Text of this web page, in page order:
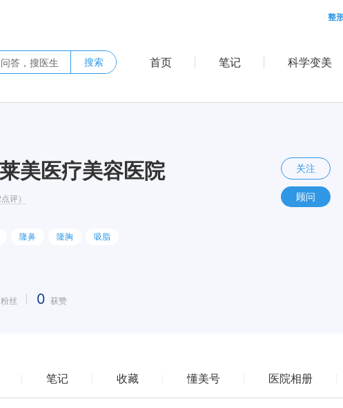
整
搜索 首页 笔记 科学变美
美医疗美容医院
点评）
隆鼻 隆胸 吸脂
粉丝 0 获赞
关注
顾问
笔记 收藏 懂美号 医院相册